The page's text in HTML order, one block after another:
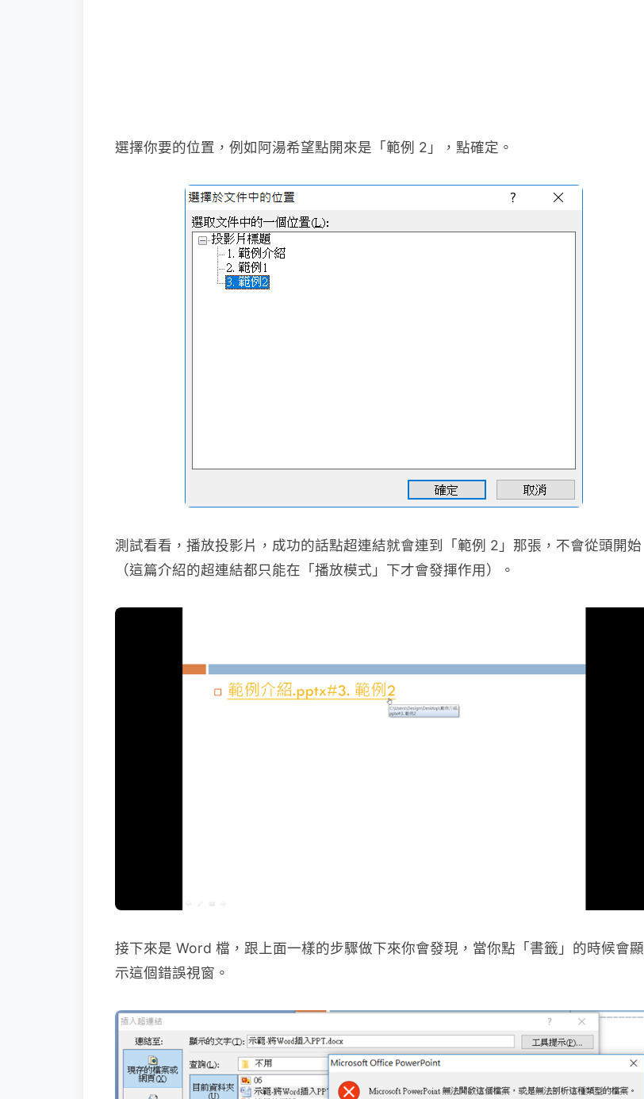
選擇你要的位置，例如阿湯希望點開來是「範例 2」，點確定。
測試看看，播放投影片，成功的話點超連結就會連到「範例 2」那張，不會從頭開始
（這篇介紹的超連結都只能在「播放模式」下才會發揮作用）。
接下來是 Word 檔，跟上面一樣的步驟做下來你會發現，當你點「書籤」的時候會顯
示這個錯誤視窗。